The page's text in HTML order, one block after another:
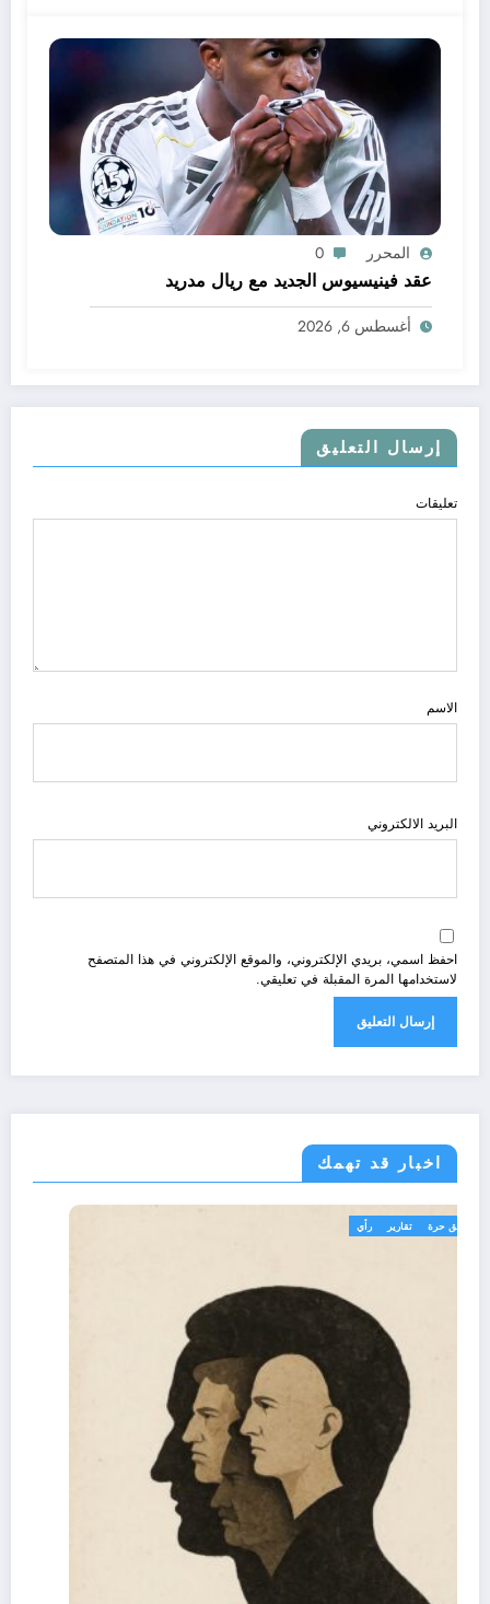
المحرر 0
عقد فينيسيوس الجديد مع ريال مدريد
أغسطس 6, 2026
إرسال التعليق
تعليقات
الاسم
البريد الالكتروني
احفظ اسمي، بريدي الإلكتروني، والموقع الإلكتروني في هذا المتصفح
لاستخدامها المرة المقبلة في تعليقي.
اخبار قد تهمك
تعاليق حرة تقارير